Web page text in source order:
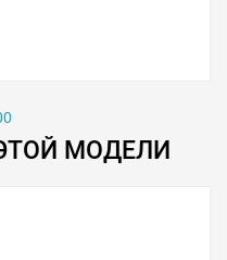
МОДЕЛИ